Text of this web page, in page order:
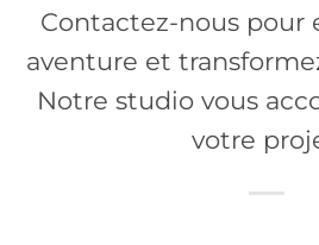
Contactez-nous pour
aventure et
Notre studio vous
votre